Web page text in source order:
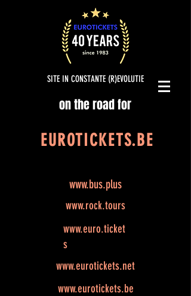
SITE IN CONSTANTE (R)EVOLUTIE
on the road for
EUROTICKETS.BE
www.bus.plus
www.rock.tours
www.euro.ticket
s
www.eurotickets.net
www.eurotickets.be